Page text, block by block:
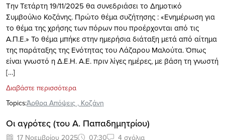
Την Τετάρτη 19/11/2025 θα συνεδριάσει το Δημοτικό
Συμβούλιο Κοζάνης. Πρώτο θέμα συζήτησης : «Ενημέρωση για
το θέμα της χρήσης των πόρων που προέρχονται από τις
Α.Π.Ε.» Το θέμα μπήκε στην ημερήσια διάταξη μετά από αίτημα
της παράταξης της Ενότητας του Λάζαρου Μαλούτα. Όπως
είναι γνωστό η Δ.Ε.Η. Α.Ε. πριν λίγες ημέρες, με βάση τη γνωστή
[…]
Διαβάστε περισσότερα
Topics:Άρθρα Απόψεις , Κοζάνη
Οι αγρότες (του Α. Παπαδημητρίου)
17 Νοεμβρίου 2025 07:30 4 σχόλια